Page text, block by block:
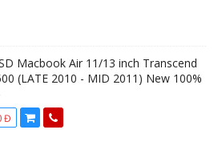
Macbook Air 11/13 inch Transcend
(LATE 2010 - MID 2011) New 100%
Đ